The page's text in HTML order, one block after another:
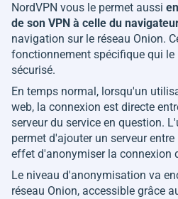
NordVPN vous le permet aussi
de son VPN à celle du
navigation sur le réseau Onion.
fonctionnement spécifique qui le
sécurisé.
En temps normal, lorsqu'un
web, la connexion est directe
serveur du service en question.
permet d'ajouter un serveur
effet d'anonymiser la connexion
Le niveau d'anonymisation va
réseau Onion, accessible grâce